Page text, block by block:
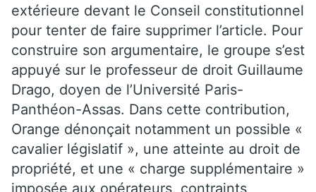
extérieure devant le Conseil constitutionnel
pour tenter de faire supprimer l’article. Pour
construire son argumentaire, le groupe s’est
appuyé sur le professeur de droit Guillaume
Drago, doyen de l’Université Paris-
Panthéon-Assas. Dans cette contribution,
Orange dénonçait notamment un possible «
cavalier législatif », une atteinte au droit de
propriété, et une « charge supplémentaire »
imposée aux opérateurs, contraints